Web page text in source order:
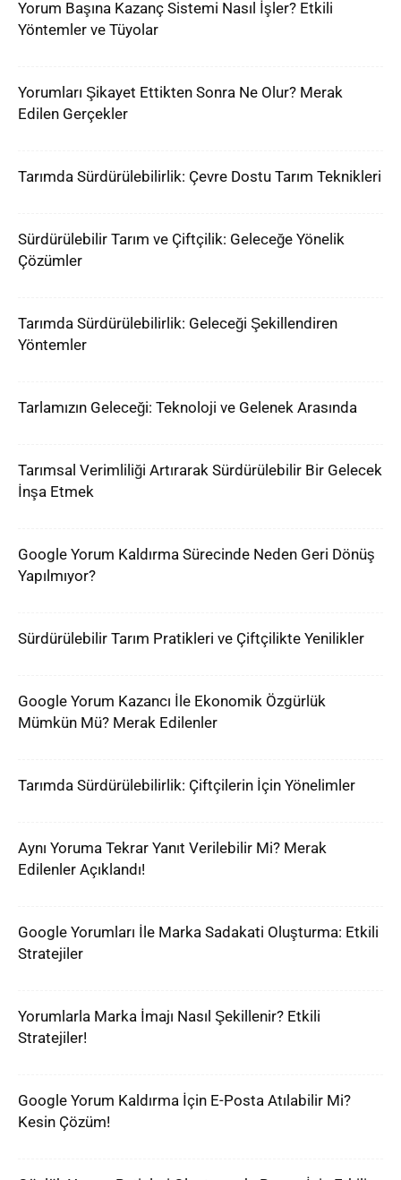
Yorum Başına Kazanç Sistemi Nasıl İşler? Etkili
Yöntemler ve Tüyolar
Yorumları Şikayet Ettikten Sonra Ne Olur? Merak
Edilen Gerçekler
Tarımda Sürdürülebilirlik: Çevre Dostu Tarım Teknikleri
Sürdürülebilir Tarım ve Çiftçilik: Geleceğe Yönelik
Çözümler
Tarımda Sürdürülebilirlik: Geleceği Şekillendiren
Yöntemler
Tarlamızın Geleceği: Teknoloji ve Gelenek Arasında
Tarımsal Verimliliği Artırarak Sürdürülebilir Bir Gelecek
İnşa Etmek
Google Yorum Kaldırma Sürecinde Neden Geri Dönüş
Yapılmıyor?
Sürdürülebilir Tarım Pratikleri ve Çiftçilikte Yenilikler
Google Yorum Kazancı İle Ekonomik Özgürlük
Mümkün Mü? Merak Edilenler
Tarımda Sürdürülebilirlik: Çiftçilerin İçin Yönelimler
Aynı Yoruma Tekrar Yanıt Verilebilir Mi? Merak
Edilenler Açıklandı!
Google Yorumları İle Marka Sadakati Oluşturma: Etkili
Stratejiler
Yorumlarla Marka İmajı Nasıl Şekillenir? Etkili
Stratejiler!
Google Yorum Kaldırma İçin E-Posta Atılabilir Mi?
Kesin Çözüm!